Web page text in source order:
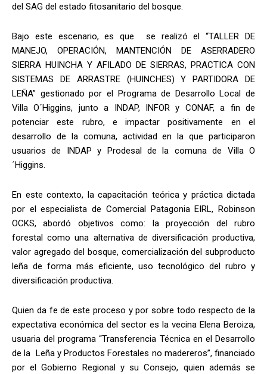
del SAG del estado fitosanitario del bosque.
Bajo este escenario, es que se realizó el “TALLER DE
MANEJO, OPERACIÓN, MANTENCIÓN DE ASERRADERO
SIERRA HUINCHA Y AFILADO DE SIERRAS, PRACTICA CON
SISTEMAS DE ARRASTRE (HUINCHES) Y PARTIDORA DE
LEÑA” gestionado por el Programa de Desarrollo Local de
Villa O´Higgins, junto a INDAP, INFOR y CONAF, a fin de
potenciar este rubro, e impactar positivamente en el
desarrollo de la comuna, actividad en la que participaron
usuarios de INDAP y Prodesal de la comuna de Villa O
´Higgins.
En este contexto, la capacitación teórica y práctica dictada
por el especialista de Comercial Patagonia EIRL, Robinson
OCKS, abordó objetivos como: la proyección del rubro
forestal como una alternativa de diversificación productiva,
valor agregado del bosque, comercialización del subproducto
leña de forma más eficiente, uso tecnológico del rubro y
diversificación productiva.
Quien da fe de este proceso y por sobre todo respecto de la
expectativa económica del sector es la vecina Elena Beroiza,
usuaria del programa “Transferencia Técnica en el Desarrollo
de la Leña y Productos Forestales no madereros”, financiado
por el Gobierno Regional y su Consejo, quien además se